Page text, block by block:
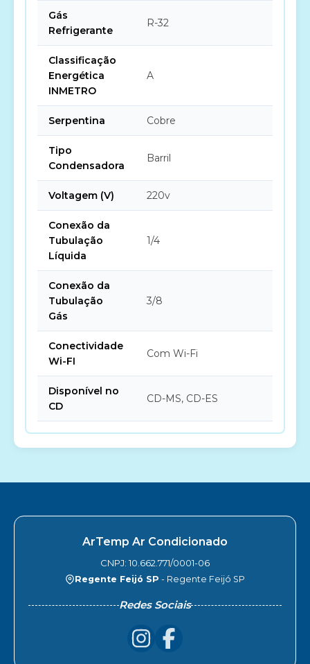
Gás
Refrigerante
R-32
Classificação
Energética
INMETRO
A
Serpentina Cobre
Tipo
Condensadora
Barril
Voltagem (V) 220v
Conexão da
Tubulação
Líquida
1/4
Conexão da
Tubulação
Gás
3/8
Conectividade
Wi-FI
Com Wi-Fi
Disponível no
CD
CD-MS, CD-ES
ArTemp Ar Condicionado
CNPJ: 10.662.771/0001-06
Regente Feijó SP - Regente Feijó SP
Redes Sociais